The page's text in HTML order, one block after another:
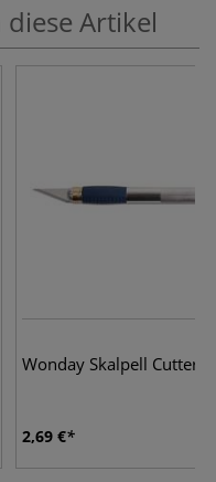
Artikel
Wonday Skalpell Cutter
2,69 €